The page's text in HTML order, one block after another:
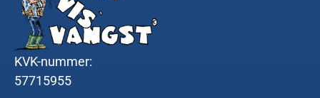
KVK-nummer:
57715955